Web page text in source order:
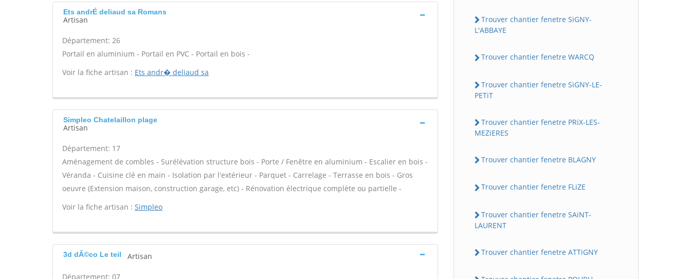
Ets andrÉ deliaud sa Romans
Artisan
Département: 26
Portail en aluminium - Portail en PVC - Portail en bois -
Voir la fiche artisan : Ets andr� deliaud sa
Simpleo Chatelaillon plage
Artisan
Département: 17
Aménagement de combles - Surélévation structure bois - Porte / Fenêtre en aluminium - Escalier en bois -
Véranda - Cuisine clé en main - Isolation par l'extérieur - Parquet - Carrelage - Terrasse en bois - Gros
oeuvre (Extension maison, construction garage, etc) - Rénovation électrique complète ou partielle -
Voir la fiche artisan : Simpleo
3d dÃ©co Le teil Artisan
Département: 07
Trouver chantier fenetre SiGNY-
L'ABBAYE
Trouver chantier fenetre WARCQ
Trouver chantier fenetre SiGNY-LE-
PETiT
Trouver chantier fenetre PRiX-LES-
MEZiERES
Trouver chantier fenetre BLAGNY
Trouver chantier fenetre FLiZE
Trouver chantier fenetre SAiNT-
LAURENT
Trouver chantier fenetre ATTiGNY